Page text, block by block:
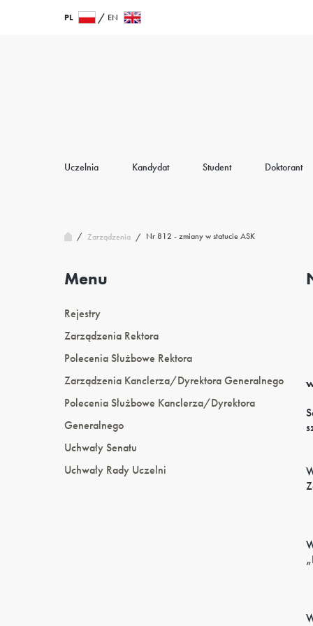
PL EN
Uczelnia Kandydat Student Doktorant
/ Zarządzenia / Nr 812 - zmiany w statucie ASK
Menu
Rejestry
Zarządzenia Rektora
Polecenia Służbowe Rektora
Zarządzenia Kanclerza/Dyrektora Generalnego
Polecenia Służbowe Kanclerza/Dyrektora
Generalnego
Uchwały Senatu
Uchwały Rady Uczelni